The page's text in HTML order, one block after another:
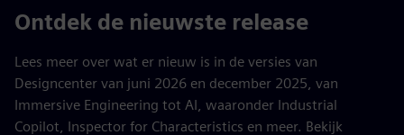
Ontdek de nieuwste release
Lees meer over wat er nieuw is in de versies van
Designcenter van juni 2026 en december 2025, van
Immersive Engineering tot AI, waaronder Industrial
Copilot, Inspector for Characteristics en meer. Bekijk